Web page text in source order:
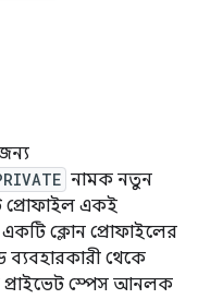
নামক নতুন
প্রোফাইল একই
ক্লোন প্রোফাইলের
ব্যবহারকারী থেকে
প্রাইভেট স্পেস আনলক